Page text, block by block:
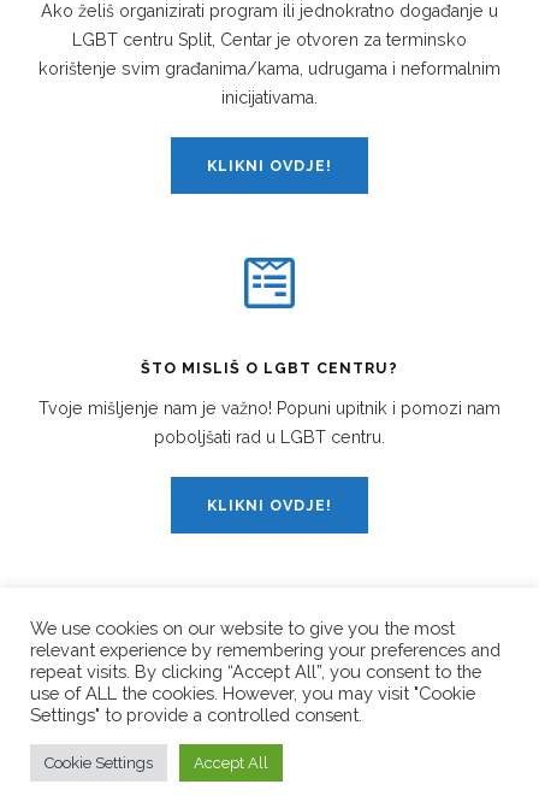
Ako želiš organizirati program ili jednokratno događanje u
LGBT centru Split, Centar je otvoren za terminsko
korištenje svim građanima/kama, udrugama i neformalnim
inicijativama.
KLIKNI OVDJE!
ŠTO MISLIŠ O LGBT CENTRU?
Tvoje mišljenje nam je važno! Popuni upitnik i pomozi nam
poboljšati rad u LGBT centru.
KLIKNI OVDJE!
PRATI NAS!
© Copyright 2026 LGBT Centar Split. All Rights Reserved.
We use cookies on our website to give you the most
relevant experience by remembering your preferences and
repeat visits. By clicking “Accept All”, you consent to the
use of ALL the cookies. However, you may visit "Cookie
Settings" to provide a controlled consent.
Cookie Settings Accept All